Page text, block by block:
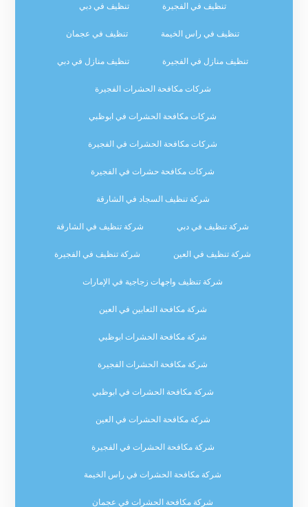
تنظيف في الفجيرة تنظيف في دبي
تنظيف في راس الخيمة تنظيف في عجمان
تنظيف منازل في الفجيرة تنظيف منازل في دبي
شركات مكافحة الحشرات الفجيرة
شركات مكافحة الحشرات في ابوظبي
شركات مكافحة الحشرات في الفجيرة
شركات مكافحة حشرات في الفجيرة
شركة تنظيف السجاد في الشارقة
شركة تنظيف في دبي شركة تنظيف في الشارقة
شركة تنظيف في العين شركة تنظيف في الفجيرة
شركة تنظيف واجهات زجاجية في الإمارات
شركة مكافحة الثعابين في العين
شركة مكافحة الحشرات ابوظبي
شركة مكافحة الحشرات الفجيرة
شركة مكافحة الحشرات في ابوظبي
شركة مكافحة الحشرات في العين
شركة مكافحة الحشرات في الفجيرة
شركة مكافحة الحشرات في راس الخيمة
شركة مكافحة الحشرات في عجمان